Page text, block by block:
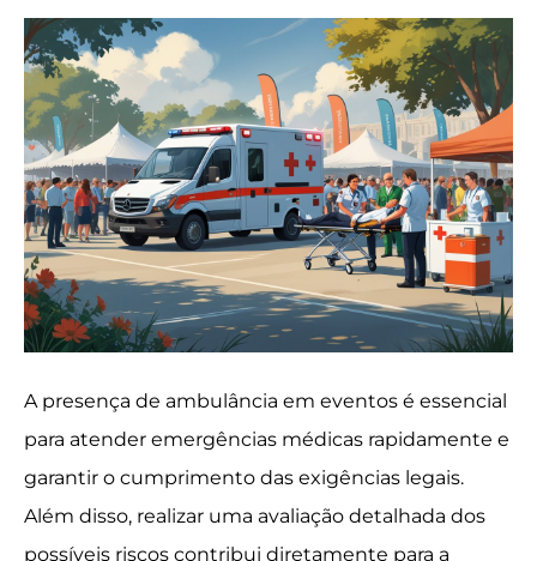
A presença de ambulância em eventos é essencial
para atender emergências médicas rapidamente e
garantir o cumprimento das exigências legais.
Além disso, realizar uma avaliação detalhada dos
possíveis riscos contribui diretamente para a